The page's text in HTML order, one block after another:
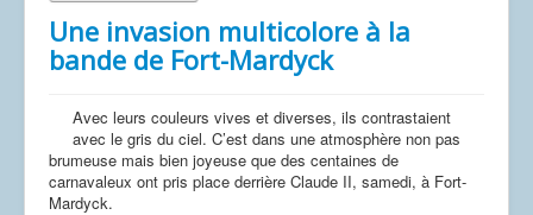
Une invasion multicolore à la
bande de Fort-Mardyck
Avec leurs couleurs vives et diverses, ils contrastaient
avec le gris du ciel. C’est dans une atmosphère non pas
brumeuse mais bien joyeuse que des centaines de
carnavaleux ont pris place derrière Claude II, samedi, à Fort-
Mardyck.